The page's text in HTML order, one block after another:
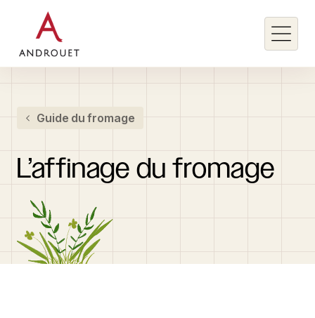
Rechercher un mot clé
Guide du fromage
L’affinage du fromage